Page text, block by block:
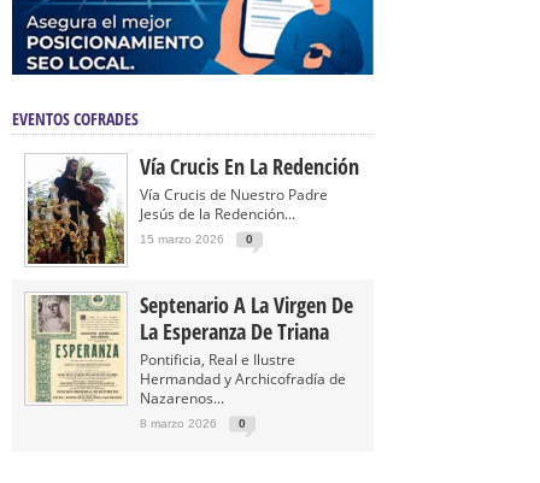
EVENTOS COFRADES
Vía Crucis En La Redención
Vía Crucis de Nuestro Padre
Jesús de la Redención...
15 marzo 2026 0
Septenario A La Virgen De
La Esperanza De Triana
Pontificia, Real e Ilustre
Hermandad y Archicofradía de
Nazarenos...
8 marzo 2026 0